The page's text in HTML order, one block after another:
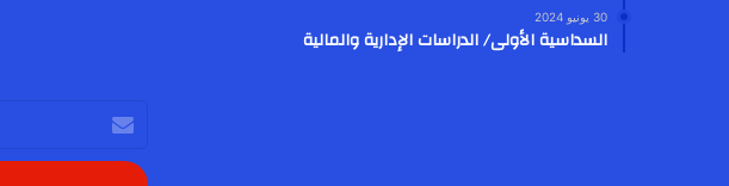
30 يونيو 2024
السداسية الأولى/ الدراسات الإدارية والمالية
بريدك
الإلكتروني